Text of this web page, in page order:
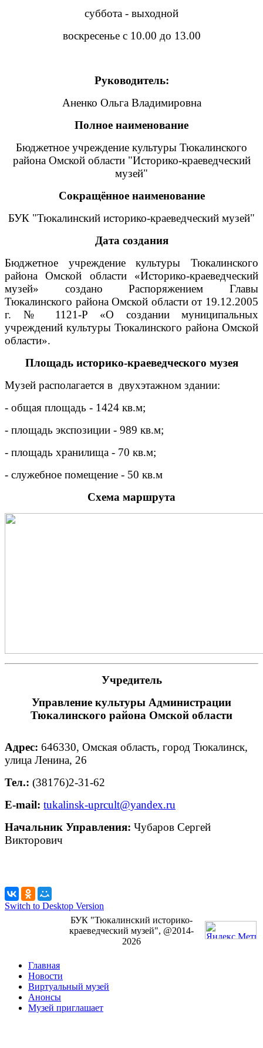
суббота - выходной
воскресенье с 10.00 до 13.00
Руководитель:
Аненко Ольга Владимировна
Полное наименование
Бюджетное учреждение культуры Тюкалинского
района Омской области "Историко-краеведческий
музей"
Сокращённое наименование
БУК "Тюкалинский историко-краеведческий музей"
Дата создания
Бюджетное учреждение культуры Тюкалинского
района Омской области «Историко-краеведческий
музей» создано Распоряжением Главы
Тюкалинского района Омской области от 19.12.2005
г. № 1121-Р «О создании муниципальных
учреждений культуры Тюкалинского района Омской
области».
Площадь историко-краеведческого музея
Музей располагается в двухэтажном здании:
- общая площадь - 1424 кв.м;
- площадь экспозиции - 989 кв.м;
- площадь хранилища - 70 кв.м;
- служебное помещение - 50 кв.м
Схема маршрута
Учредитель
Управление культуры Администрации
Тюкалинского района Омской области
Адрес: 646330, Омская область, город Тюкалинск,
улица Ленина, 26
Тел.: (38176)2-31-62
E-mail: tukalinsk-uprcult@yandex.ru
Начальник Управления: Чубаров Сергей
Викторович
Switch to Desktop Version
БУК "Тюкалинский историко-
краеведческий музей", @2014-
2026
Главная
Новости
Виртуальный музей
Анонсы
Музей приглашает